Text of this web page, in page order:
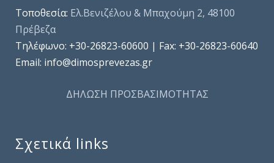
Τοποθεσία: Ελ.Βενιζέλου & Μπαχούμη 2, 48100
Πρέβεζα
Τηλέφωνo: +30-26823-60600 | Fax: +30-26823-60640
Email: info@dimosprevezas.gr
ΔΗΛΩΣΗ ΠΡΟΣΒΑΣΙΜΟΤΗΤΑΣ
Σχετικά links